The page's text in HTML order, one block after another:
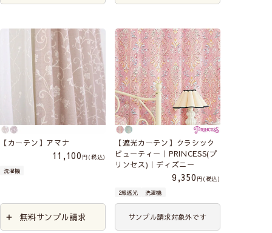
【カーテン】アマナ
11,100
税込
洗濯機
無料サンプル請求
【遮光カーテン】クラシック
ビューティー｜PRINCESS(プ
リンセス)｜ディズニー
9,350
税込
2級遮光
洗濯機
サンプル請求対象外です